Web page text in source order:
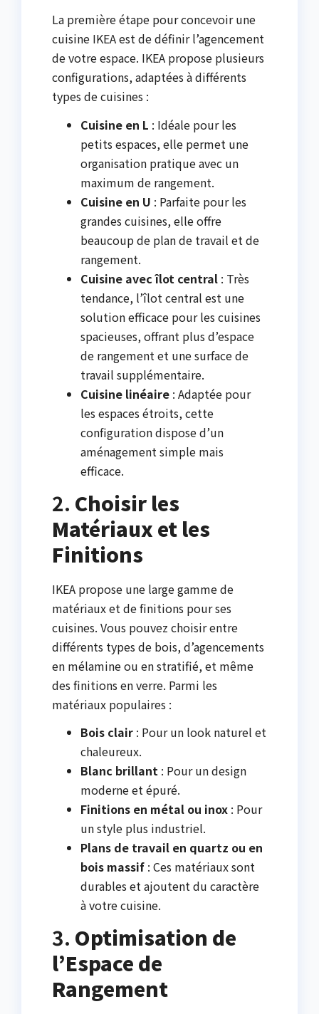
La première étape pour concevoir une
cuisine IKEA est de définir l’agencement
de votre espace. IKEA propose plusieurs
configurations, adaptées à différents
types de cuisines :
Cuisine en L : Idéale pour les
petits espaces, elle permet une
organisation pratique avec un
maximum de rangement.
Cuisine en U : Parfaite pour les
grandes cuisines, elle offre
beaucoup de plan de travail et de
rangement.
Cuisine avec îlot central: Très
tendance, l’îlot central est une
solution efficace pour les cuisines
spacieuses, offrant plus d’espace
de rangement et une surface de
travail supplémentaire.
Cuisine linéaire: Adaptée pour
les espaces étroits, cette
configuration dispose d’un
aménagement simple mais
efficace.
2. Choisir les
Matériaux et les
Finitions
IKEA propose une large gamme de
matériaux et de finitions pour ses
cuisines. Vous pouvez choisir entre
différents types de bois, d’agencements
en mélamine ou en stratifié, et même
des finitions en verre. Parmi les
matériaux populaires :
Bois clair: Pour un look naturel et
chaleureux.
Blanc brillant: Pour un design
moderne et épuré.
Finitions en métal ou inox: Pour
un style plus industriel.
Plans de travail en quartz ou en
bois massif: Ces matériaux sont
durables et ajoutent du caractère
à votre cuisine.
3. Optimisation de
l’Espace de
Rangement